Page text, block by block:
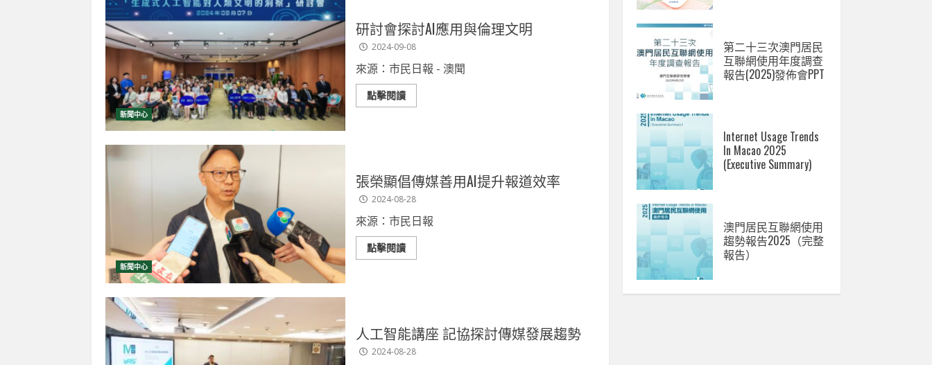
新聞中心
研討會探討AI應用與倫理文明
2024-09-08
來源：市民日報 - 澳聞
點擊閱讀
新聞中心
張榮顯倡傳媒善用AI提升報道效率
2024-08-28
來源：市民日報
點擊閱讀
人工智能講座 記協探討傳媒發展趨勢
2024-08-28
第二十三次澳門居民
互聯網使用年度調查
報告(2025)發佈會PPT
Internet Usage Trends
In Macao 2025
(Executive Summary)
澳門居民互聯網使用
趨勢報告2025（完整
報告）